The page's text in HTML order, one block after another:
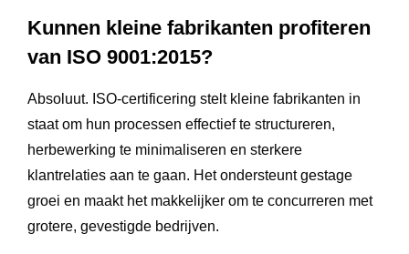
Kunnen kleine fabrikanten profiteren
van ISO 9001:2015?
Absoluut. ISO-certificering stelt kleine fabrikanten in
staat om hun processen effectief te structureren,
herbewerking te minimaliseren en sterkere
klantrelaties aan te gaan. Het ondersteunt gestage
groei en maakt het makkelijker om te concurreren met
grotere, gevestigde bedrijven.